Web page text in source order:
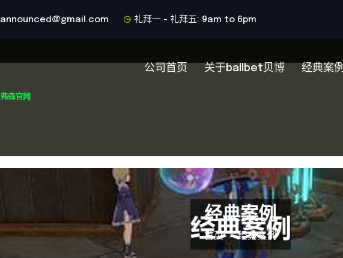
announced@gmail.com 礼拜一 - 礼拜五: 9am to 6pm
公司首页 关于ballbet贝博 经典案例
经典案例
首页 经典案例